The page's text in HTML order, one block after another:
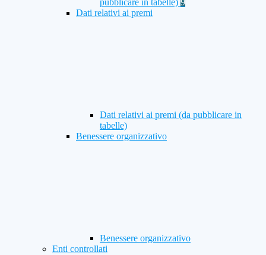
pubblicare in tabelle) 9
Dati relativi ai premi
Dati relativi ai premi (da pubblicare in
tabelle)
Benessere organizzativo
Benessere organizzativo
Enti controllati